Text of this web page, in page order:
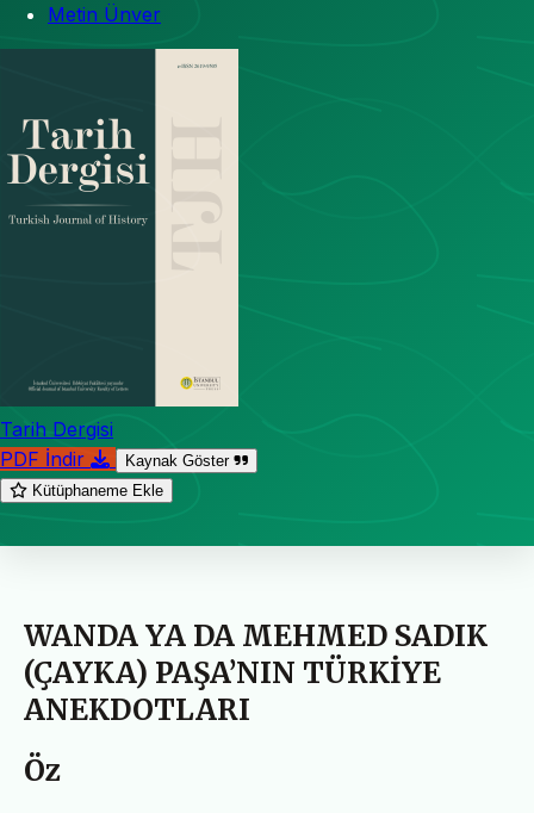
Metin Ünver
Tarih Dergisi
PDF İndir
Kaynak Göster
Kütüphaneme Ekle
WANDA YA DA MEHMED SADIK
(ÇAYKA) PAŞA’NIN TÜRKİYE
ANEKDOTLARI
Öz